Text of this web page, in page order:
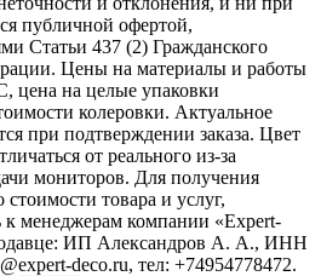
публичной офертой,
Статьи 437 (2) Гражданского
Цены на материалы и работы
цена на целые упаковки
колеровки. Актуальное
при подтверждении заказа. Цвет
от реального из‑за
мониторов. Для получения
товара и услуг,
к менеджерам компании «Expert-
ИП Александров А. А., ИНН
deco.ru, тел: +74954778472.